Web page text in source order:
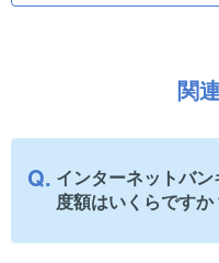
関
インターネットバ
度額はいくらですか